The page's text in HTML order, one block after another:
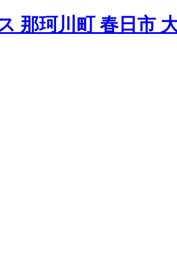
那珂川町 春日市